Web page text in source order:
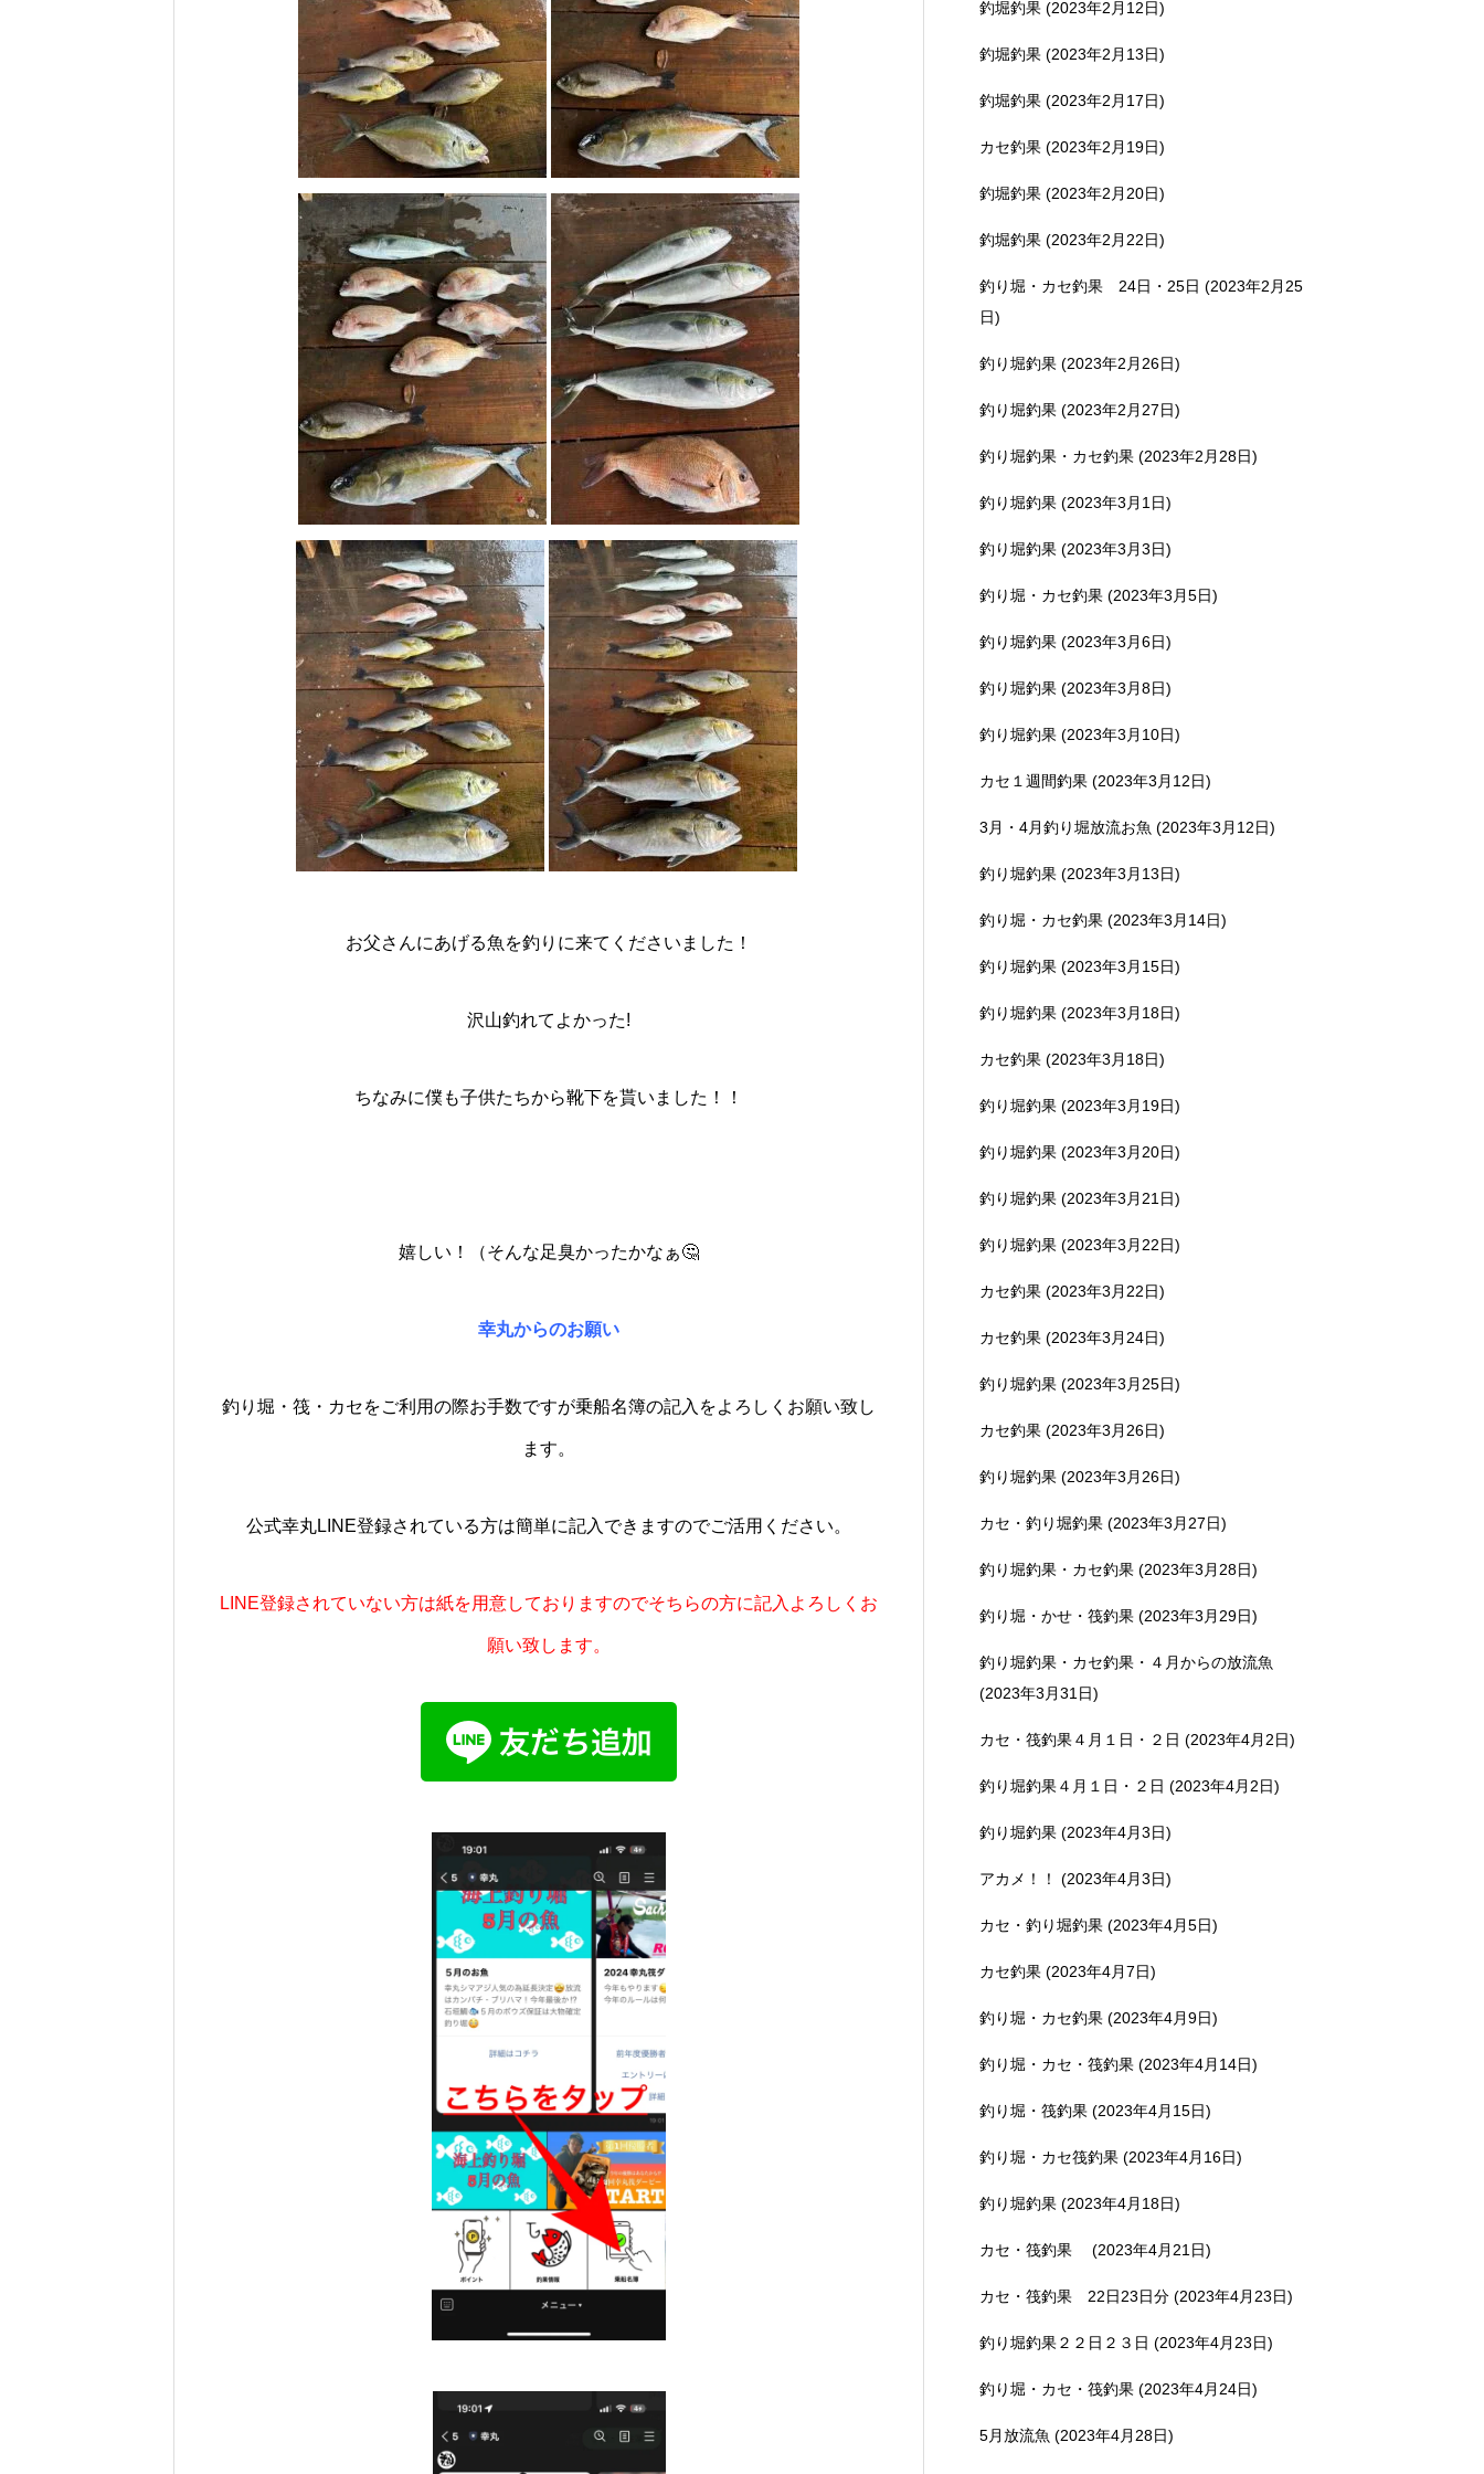
お父さんにあげる魚を釣りに来てくださいました！
沢山釣れてよかった!
ちなみに僕も子供たちから靴下を貰いました！！
嬉しい！（そんな足臭かったかなぁ🤔
幸丸からのお願い
釣り堀・筏・カセをご利用の際お手数ですが乗船名簿の記入をよろしくお願い致し
ます。
公式幸丸LINE登録されている方は簡単に記入できますのでご活用ください。
LINE登録されていない方は紙を用意しておりますのでそちらの方に記入よろしくお
願い致します。
釣堀釣果 (2023年2月12日)
釣堀釣果 (2023年2月13日)
釣堀釣果 (2023年2月17日)
カセ釣果 (2023年2月19日)
釣堀釣果 (2023年2月20日)
釣堀釣果 (2023年2月22日)
釣り堀・カセ釣果 24日・25日 (2023年2月25
日)
釣り堀釣果 (2023年2月26日)
釣り堀釣果 (2023年2月27日)
釣り堀釣果・カセ釣果 (2023年2月28日)
釣り堀釣果 (2023年3月1日)
釣り堀釣果 (2023年3月3日)
釣り堀・カセ釣果 (2023年3月5日)
釣り堀釣果 (2023年3月6日)
釣り堀釣果 (2023年3月8日)
釣り堀釣果 (2023年3月10日)
カセ１週間釣果 (2023年3月12日)
3月・4月釣り堀放流お魚 (2023年3月12日)
釣り堀釣果 (2023年3月13日)
釣り堀・カセ釣果 (2023年3月14日)
釣り堀釣果 (2023年3月15日)
釣り堀釣果 (2023年3月18日)
カセ釣果 (2023年3月18日)
釣り堀釣果 (2023年3月19日)
釣り堀釣果 (2023年3月20日)
釣り堀釣果 (2023年3月21日)
釣り堀釣果 (2023年3月22日)
カセ釣果 (2023年3月22日)
カセ釣果 (2023年3月24日)
釣り堀釣果 (2023年3月25日)
カセ釣果 (2023年3月26日)
釣り堀釣果 (2023年3月26日)
カセ・釣り堀釣果 (2023年3月27日)
釣り堀釣果・カセ釣果 (2023年3月28日)
釣り堀・かせ・筏釣果 (2023年3月29日)
釣り堀釣果・カセ釣果・４月からの放流魚
(2023年3月31日)
カセ・筏釣果４月１日・２日 (2023年4月2日)
釣り堀釣果４月１日・２日 (2023年4月2日)
釣り堀釣果 (2023年4月3日)
アカメ！！ (2023年4月3日)
カセ・釣り堀釣果 (2023年4月5日)
カセ釣果 (2023年4月7日)
釣り堀・カセ釣果 (2023年4月9日)
釣り堀・カセ・筏釣果 (2023年4月14日)
釣り堀・筏釣果 (2023年4月15日)
釣り堀・カセ筏釣果 (2023年4月16日)
釣り堀釣果 (2023年4月18日)
カセ・筏釣果 (2023年4月21日)
カセ・筏釣果 22日23日分 (2023年4月23日)
釣り堀釣果２２日２３日 (2023年4月23日)
釣り堀・カセ・筏釣果 (2023年4月24日)
5月放流魚 (2023年4月28日)